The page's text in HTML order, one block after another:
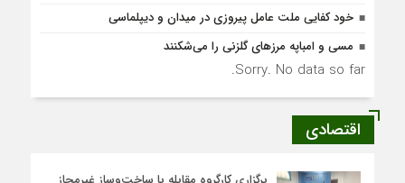
خود کفایی ملت عامل پیروزی در میدان و دیپلماسی
مسی و امباپه مرزهای گلزنی را می‌شکنند
Sorry. No data so far.
اقتصادی